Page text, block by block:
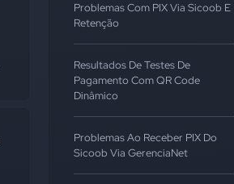
#nubank
Problemas Com PIX Via Sicoob E
Retenção
Resultados De Testes De
Pagamento Com QR Code
Dinâmico
Problemas Ao Receber PIX Do
Sicoob Via GerenciaNet